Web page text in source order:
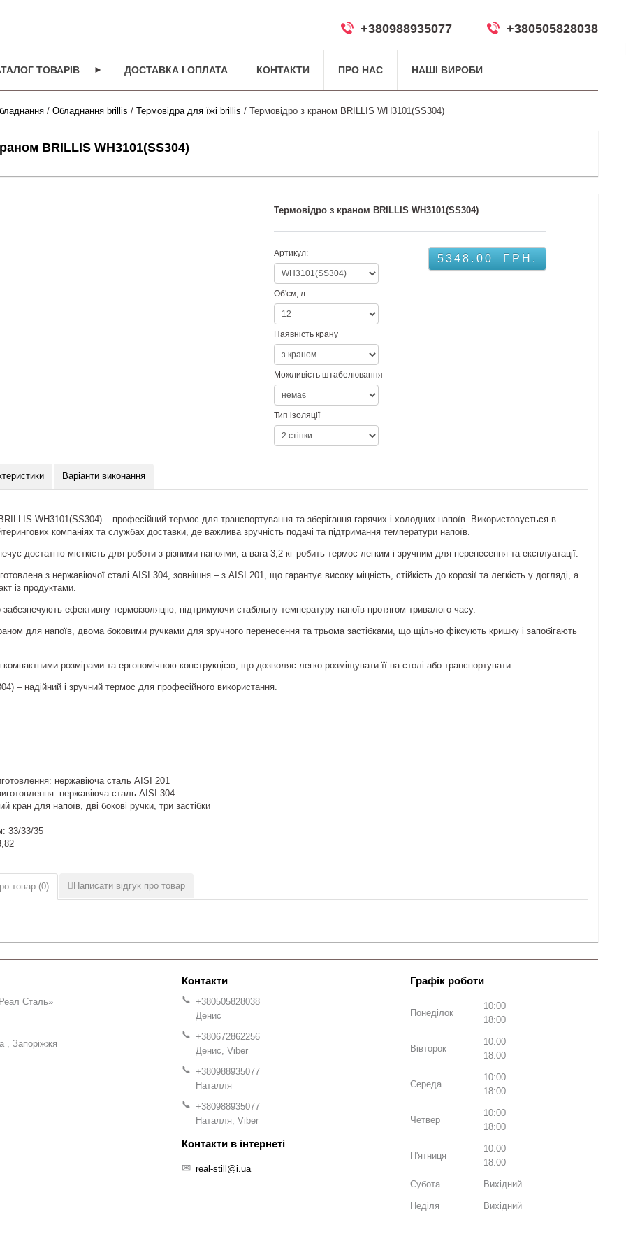
+380505828038
+380988935077
ТОВАРІВ ► ДОСТАВКА І ОПЛАТА КОНТАКТИ ПРО НАС НАШІ ВИРОБИ
/ Обладнання brillis / Термовідра для їжі brillis / Термовідро з краном BRILLIS WH3101(SS304)
BRILLIS WH3101(SS304)
Термовідро з краном BRILLIS WH3101(SS304)
5348.00 ГРН.
Артикул:
Об'єм, л
Наявність крану
Можливість штабелювання
Тип ізоляції
Варіанти виконання
WH3101(SS304) – професійний термос для транспортування та зберігання гарячих і холодних напоїв. Використовується в
компаніях та службах доставки, де важлива зручність подачі та підтримання температури напоїв.
достатню місткість для роботи з різними напоями, а вага 3,2 кг робить термос легким і зручним для перенесення та експлуатації.
з нержавіючої сталі AISI 304, зовнішня – з AISI 201, що гарантує високу міцність, стійкість до корозії та легкість у догляді, а
із продуктами.
забезпечують ефективну термоізоляцію, підтримуючи стабільну температуру напоїв протягом тривалого часу.
для напоїв, двома боковими ручками для зручного перенесення та трьома застібками, що щільно фіксують кришку і запобігають
компактними розмірами та ергономічною конструкцією, що дозволяє легко розміщувати її на столі або транспортувати.
– надійний і зручний термос для професійного використання.
нержавіюча сталь AISI 201
нержавіюча сталь AISI 304
кран для напоїв, дві бокові ручки, три застібки
33/33/35
товар (0) Написати відгук про товар
Сталь»
Запоріжжя
+380505828038
Денис
+380672862256
Денис, Viber
+380988935077
Наталля
+380988935077
Наталля, Viber
real-still@i.ua
Понеділок
10:00
18:00
Вівторок
10:00
18:00
Середа
10:00
18:00
Четвер
10:00
18:00
П'ятниця
10:00
18:00
Субота Вихідний
Неділя Вихідний